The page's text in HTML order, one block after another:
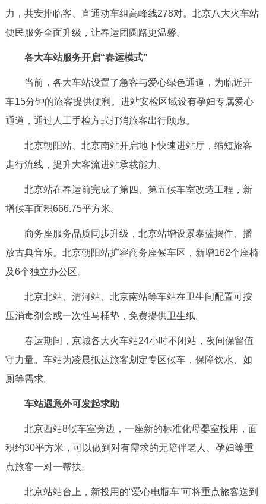
参与调查 在线访谈
走进北京
绿色北京 图说北京
ENGLISH 한국어 日本語
ESPAÑOL العربية PORTUGUÊS
ITALIANO
回到顶部
力，共安排临客、直通动车组高峰线278对。北京八大火车站
便民服务全面升级，让春运团圆路更温馨。
各大车站服务开启“春运模式”
当前，各大车站设置了急客与爱心绿色通道，为临近开
车15分钟的旅客提供便利。进站安检区域设有孕妇专属爱心
通道，通过人工手检方式打消旅客出行顾虑。
北京朝阳站、北京南站开启地下快速进站厅，缩短旅客
走行流线，提升大客流进站承载能力。
北京站在春运前完成了第四、第五候车室改造工程，新
增候车面积666.75平方米。
商务座服务品质同步升级，北京站增设景泰蓝摆件、播
放古典音乐。北京朝阳站扩容商务座候车区，新增162个座椅
及6个独立办公区。
北京北站、清河站、北京南站等车站在卫生间配置可按
压消毒剂盒或一次性马桶垫，免费提供卫生纸。
春运期间，京城各大火车站24小时不闭站，夜间保留值
守力量。车站为凌晨抵达旅客划定专区候车，保障饮水、如
厕等需求。
车站遇意外可发起求助
北京西站8候车室旁边，一座新的标准化母婴室投用，面
积约30平方米，可以做到对有需求的无陪伴老人、孕妇等重
点旅客一对一帮扶。
北京站站台上，新投用的“爱心电瓶车”可将重点旅客送到